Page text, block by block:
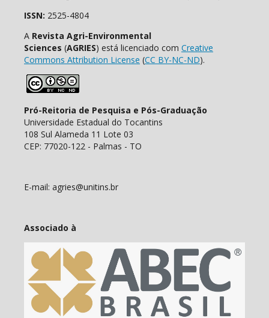
ISSN: 2525-4804
A Revista Agri-Environmental
Sciences (AGRIES) está licenciado com Creative
Commons Attribution License (CC BY-NC-ND).
Pró-Reitoria de Pesquisa e Pós-Graduação
Universidade Estadual do Tocantins
108 Sul Alameda 11 Lote 03
CEP: 77020-122 - Palmas - TO
E-mail: agries@unitins.br
Associado à